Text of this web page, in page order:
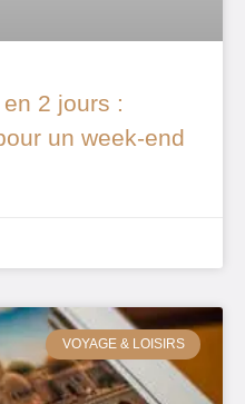
2 jours :
un week-end
VOYAGE & LOISIRS